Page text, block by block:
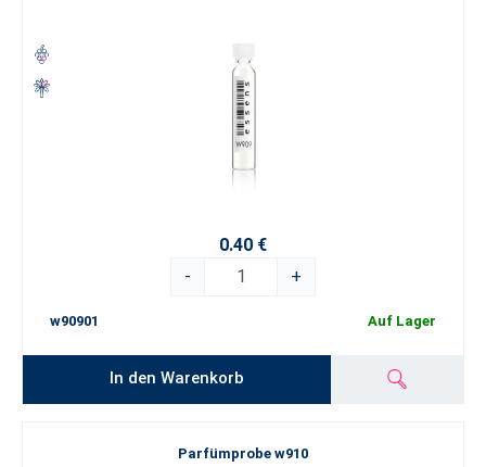
0.40 €
-
+
w90901 Auf Lager
In den Warenkorb
Parfümprobe w910